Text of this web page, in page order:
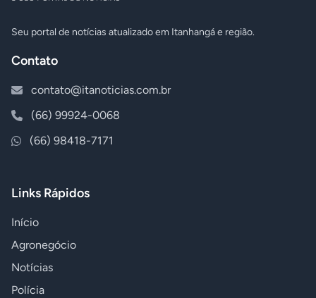
Seu portal de notícias atualizado em Itanhangá e região.
Contato
contato@itanoticias.com.br
(66) 99924-0068
(66) 98418-7171
Links Rápidos
Início
Agronegócio
Notícias
Polícia